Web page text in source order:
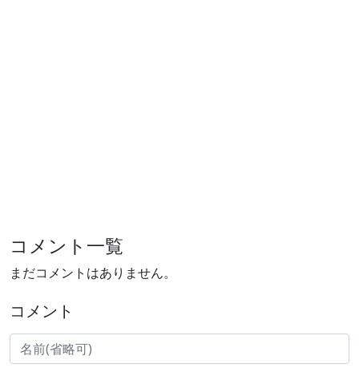
コメント一覧
まだコメントはありません。
コメント